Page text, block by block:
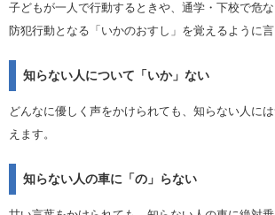
子どもが一人で行動するときや、通学・下校で危な
防犯行動となる「いかのおすし」を覚えるように言
知らない人について「いか」ない
どんなに優しく声をかけられても、知らない人に
えます。
知らない人の車に「の」らない